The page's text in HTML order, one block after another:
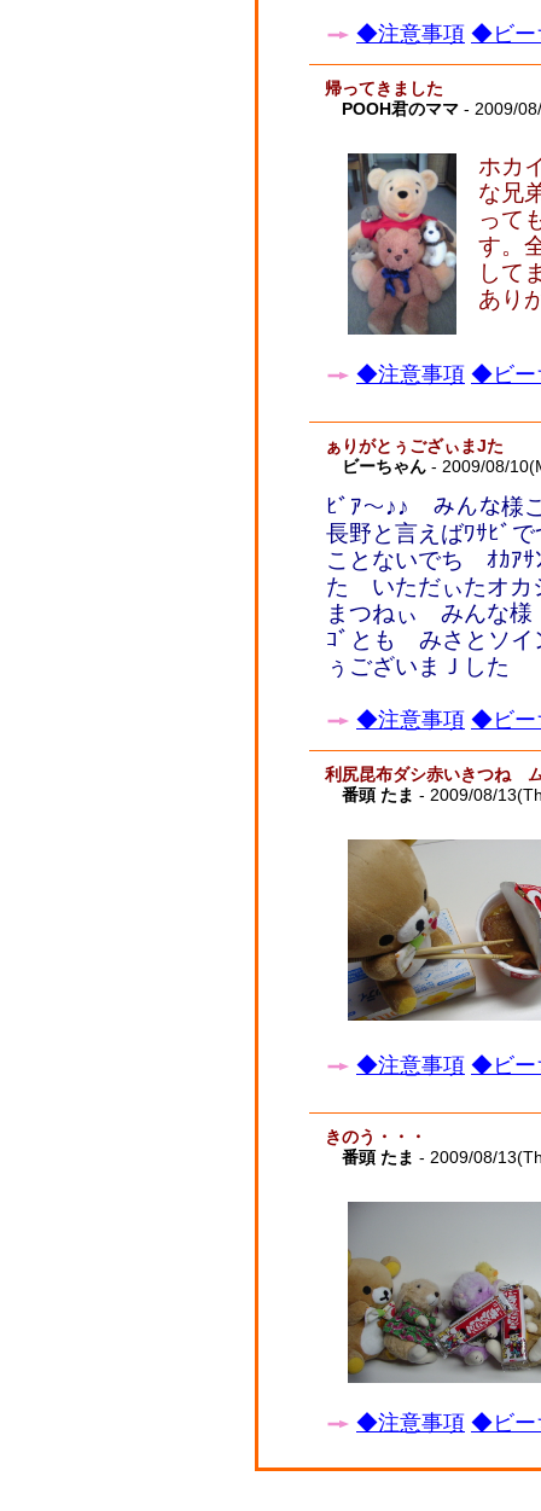
◆注意事項 ◆ビー
帰ってきました
POOH君のママ - 2009/
ホカ
な兄
って
す。
して
あり
◆注意事項 ◆ビー
ぁりがとぅござぃまJた
ビーちゃん - 2009/08/
ﾋﾞｱ～♪♪ みんな様
長野と言えばﾜｻﾋﾞ
ことないでち ｵｶｱ
た いただぃたオカ
まつねぃ みんな
ｺﾞとも みさとソイ
ぅございまＪした
◆注意事項 ◆ビー
利尻昆布ダシ赤いきつね
番頭 たま - 2009/08/
◆注意事項 ◆ビー
きのう・・・
番頭 たま - 2009/08/
◆注意事項 ◆ビー